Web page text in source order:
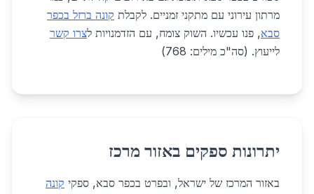
מרתון עירוני עם מתקני זמניים. לקבלת קונה ברזל בכפר
סבא, פנו עכשיו. השוק צומח, עם הזדמנויות לצרו קשר
לייעוץ. (סה"כ מילים: 768)
יתרונות ספקים באזור מרכז
באזור המרכז של ישראל, ובפרט בכפר סבא, ספקי קונה